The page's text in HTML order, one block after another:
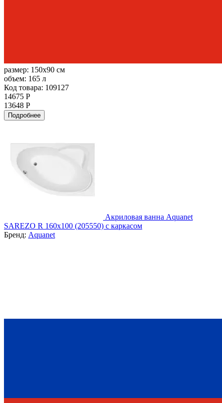
размер: 150x90 см
объем: 165 л
Код товара: 109127
14675 Р
13648 Р
Подробнее
Акриловая ванна Aquanet
SAREZO R 160x100 (205550) с каркасом
Бренд: Aquanet